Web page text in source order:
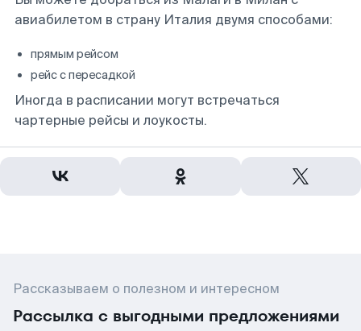
авиабилетом в страну Италия двумя способами:
прямым рейсом
рейс с пересадкой
Иногда в расписании могут встречаться
чартерные рейсы и лоукосты.
Рассказываем о полезном и интересном
Рассылка с выгодными предложениями